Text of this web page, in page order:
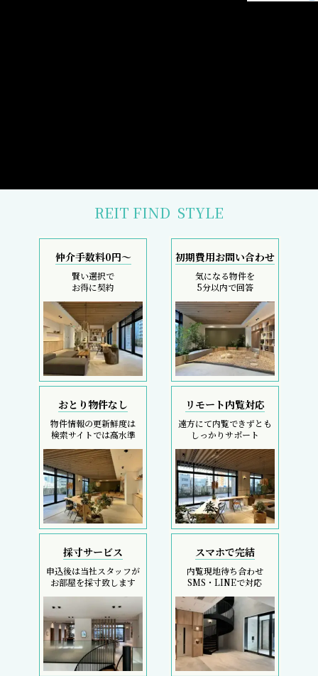
REIT FIND STYLE
仲介手数料0円～
賢い選択で
お得に契約
初期費用お問い合わせ
気になる物件を
5分以内で回答
おとり物件なし
物件情報の更新鮮度は
検索サイトでは高水準
リモート内覧対応
遠方にて内覧できずとも
しっかりサポート
採寸サービス
申込後は当社スタッフが
お部屋を採寸致します
スマホで完結
内覧現地待ち合わせ
SMS・LINEで対応